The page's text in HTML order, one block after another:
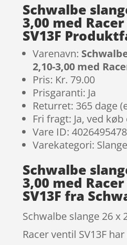
Schwalbe
3,00 med
SV13F
Varenavn:
2,10-3,00 med
Pris: Kr. 79.00
Prisgaranti: Ja
Returret: 365 dage
Fri fragt: Ja, ved
Vare ID:
Varekategori:
Schwalbe
3,00 med
SV13F fra
Schwalbe slange 26 x
Racer ventil SV13F